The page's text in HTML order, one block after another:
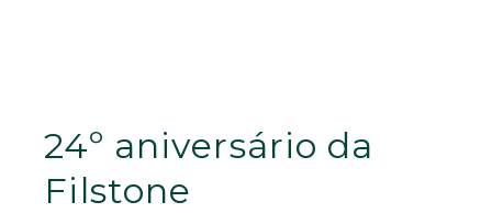
24º aniversário da
Filstone